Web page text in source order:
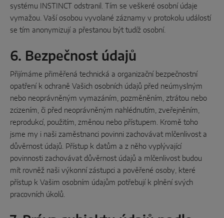
systému INSTINCT odstranil. Tím se veškeré osobní údaje
vymažou. Vaší osobou vyvolané záznamy v protokolu událostí
se tím anonymizují a přestanou být tudíž osobní.
6. Bezpečnost údajů
Přijímáme přiměřená technická a organizační bezpečnostní
opatření k ochraně Vašich osobních údajů před neúmyslným
nebo neoprávněným vymazáním, pozměněním, ztrátou nebo
zcizením, či před neoprávněným nahlédnutím, zveřejněním,
reprodukcí, použitím, změnou nebo přístupem. Kromě toho
jsme my i naši zaměstnanci povinni zachovávat mlčenlivost a
důvěrnost údajů. Přístup k datům a z něho vyplývající
povinnosti zachovávat důvěrnost údajů a mlčenlivost budou
mít rovněž naši výkonní zástupci a pověřené osoby, které
přístup k Vašim osobním údajům potřebují k plnění svých
pracovních úkolů.